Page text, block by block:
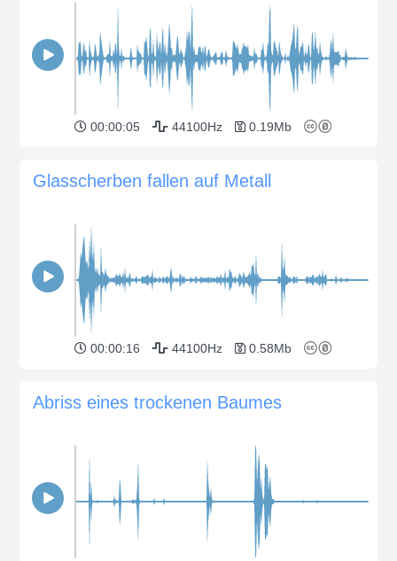
00:00:05 44100Hz 0.19Mb
Glasscherben fallen auf Metall
00:00:16 44100Hz 0.58Mb
Abriss eines trockenen Baumes